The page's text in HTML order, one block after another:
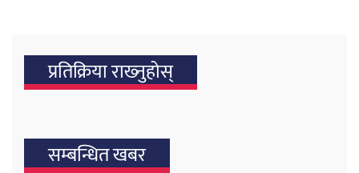
प्रतिक्रिया राख्‍नुहोस्
सम्बन्धित खबर